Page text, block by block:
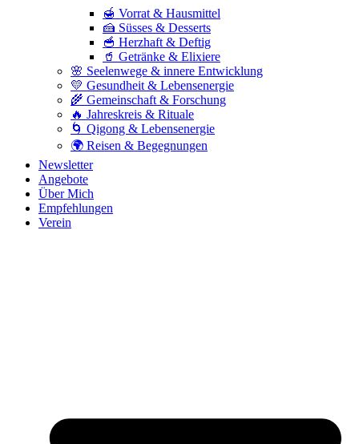
🍯 Vorrat & Hausmittel
🍰 Süsses & Desserts
🥣 Herzhaft & Deftig
🥤 Getränke & Elixiere
🌸 Seelenwege & innere Entwicklung
💛 Gesundheit & Lebensenergie
🌾 Gemeinschaft & Forschung
🔥 Jahreskreis & Rituale
🌀 Qigong & Lebensenergie
🌍 Reisen & Begegnungen
Newsletter
Angebote
Über Mich
Empfehlungen
Verein